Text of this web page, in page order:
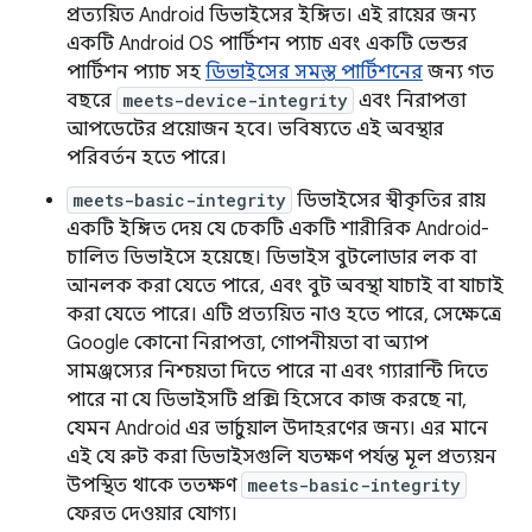
প্রত্যয়িত Android ডিভাইসের ইঙ্গিত। এই রায়ের জন্য
একটি Android OS পার্টিশন প্যাচ এবং একটি ভেন্ডর
পার্টিশন প্যাচ সহ ডিভাইসের সমস্ত পার্টিশনের জন্য গত
বছরে meets-device-integrity এবং নিরাপত্তা
আপডেটের প্রয়োজন হবে। ভবিষ্যতে এই অবস্থার
পরিবর্তন হতে পারে।
meets-basic-integrity ডিভাইসের স্বীকৃতির রায়
একটি ইঙ্গিত দেয় যে চেকটি একটি শারীরিক Android-
চালিত ডিভাইসে হয়েছে। ডিভাইস বুটলোডার লক বা
আনলক করা যেতে পারে, এবং বুট অবস্থা যাচাই বা যাচাই
করা যেতে পারে। এটি প্রত্যয়িত নাও হতে পারে, সেক্ষেত্রে
Google কোনো নিরাপত্তা, গোপনীয়তা বা অ্যাপ
সামঞ্জস্যের নিশ্চয়তা দিতে পারে না এবং গ্যারান্টি দিতে
পারে না যে ডিভাইসটি প্রক্সি হিসেবে কাজ করছে না,
যেমন Android এর ভার্চুয়াল উদাহরণের জন্য। এর মানে
এই যে রুট করা ডিভাইসগুলি যতক্ষণ পর্যন্ত মূল প্রত্যয়ন
উপস্থিত থাকে ততক্ষণ meets-basic-integrity
ফেরত দেওয়ার যোগ্য।